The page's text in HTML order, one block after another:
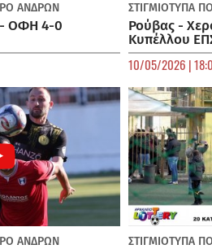
ΑΝΔΡΏΝ
- ΟΦΗ 4-0
ΣΤΙΓΜΙΟΤΥΠΑ
Ρούβας -
Κυπέλλου
10/05/2026 |
ΑΝΔΡΏΝ ΣΤΙΓΜΙΟΤΥΠΑ